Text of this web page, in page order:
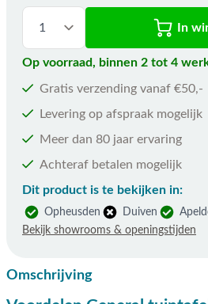
In
Op voorraad, binnen 2 tot 4
Gratis verzending vanaf €50,-
Levering op afspraak mogelijk
Meer dan 80 jaar ervaring
Achteraf betalen mogelijk
Dit product is te bekijken in:
Opheusden Duiven
Bekijk showrooms & openingstijden
Omschrijving